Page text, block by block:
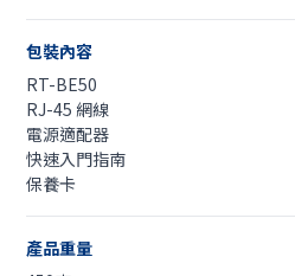
包裝內容
RT-BE50
RJ-45 網線
電源適配器
快速入門指南
保養卡
產品重量